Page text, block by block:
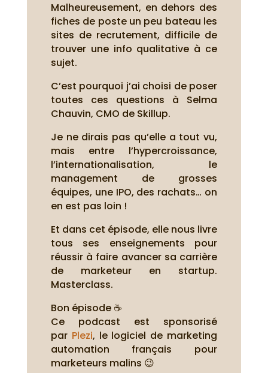
Malheureusement, en dehors des
fiches de poste un peu bateau les
sites de recrutement, difficile de
trouver une info qualitative à ce
sujet.
C’est pourquoi j’ai choisi de poser
toutes ces questions à Selma
Chauvin, CMO de Skillup.
Je ne dirais pas qu’elle a tout vu,
mais entre l’hypercroissance,
l’internationalisation, le
management de grosses
équipes, une IPO, des rachats… on
en est pas loin !
Et dans cet épisode, elle nous livre
tous ses enseignements pour
réussir à faire avancer sa carrière
de marketeur en startup.
Masterclass.
Bon épisode ☕
Ce podcast est sponsorisé
par Plezi, le logiciel de marketing
automation français pour
marketeurs malins 😉